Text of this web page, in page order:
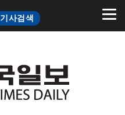
기사검색